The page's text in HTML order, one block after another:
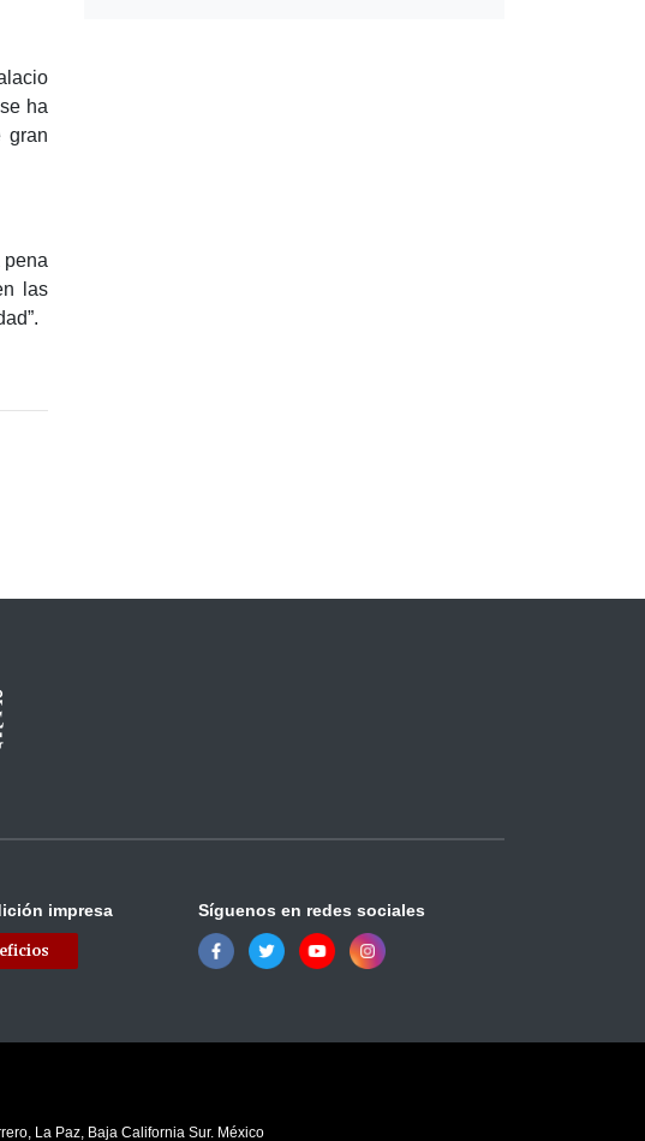
ha
gran
pena
las
impresa Síguenos en redes sociales
La Paz, Baja California Sur. México